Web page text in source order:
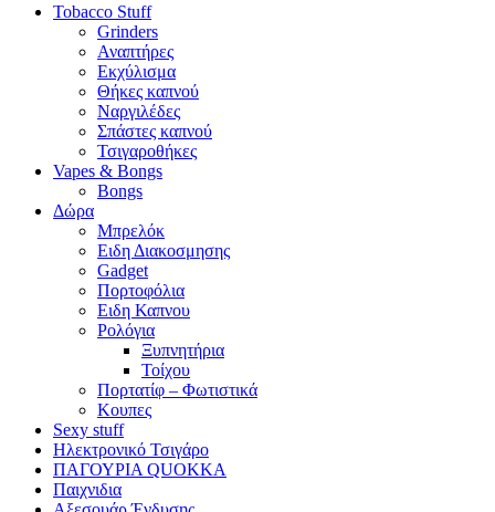
Tobacco Stuff
Grinders
Αναπτήρες
Εκχύλισμα
Θήκες καπνού
Ναργιλέδες
Σπάστες καπνού
Τσιγαροθήκες
Vapes & Bongs
Bongs
Δώρα
Μπρελόκ
Eιδη Διακοσμησης
Gadget
Πορτοφόλια
Ειδη Καπνου
Ρολόγια
Ξυπνητήρια
Τοίχου
Πορτατίφ – Φωτιστικά
Κουπες
Sexy stuff
Ηλεκτρονικό Τσιγάρο
ΠΑΓΟΥΡΙΑ QUOKKA
Παιχνιδια